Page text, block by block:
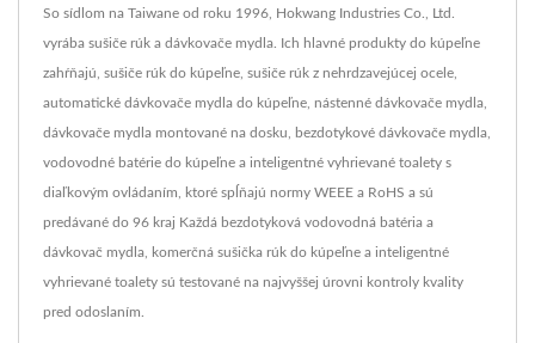
So sídlom na Taiwane od roku 1996, Hokwang Industries Co., Ltd.
vyrába sušiče rúk a dávkovače mydla. Ich hlavné produkty do kúpeľne
zahŕňajú, sušiče rúk do kúpeľne, sušiče rúk z nehrdzavejúcej ocele,
automatické dávkovače mydla do kúpeľne, nástenné dávkovače mydla,
dávkovače mydla montované na dosku, bezdotykové dávkovače mydla,
vodovodné batérie do kúpeľne a inteligentné vyhrievané toalety s
diaľkovým ovládaním, ktoré spĺňajú normy WEEE a RoHS a sú
predávané do 96 kraj Každá bezdotyková vodovodná batéria a
dávkovač mydla, komerčná sušička rúk do kúpeľne a inteligentné
vyhrievané toalety sú testované na najvyššej úrovni kontroly kvality
pred odoslaním.